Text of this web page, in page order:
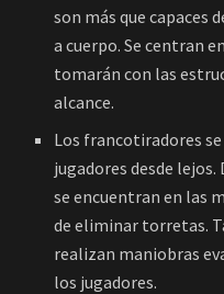
son más que capaces
a cuerpo. Se centran
tomarán con las
alcance.
Los francotiradores
jugadores desde
se encuentran en las
de eliminar torretas.
realizan maniobras
los jugadores.